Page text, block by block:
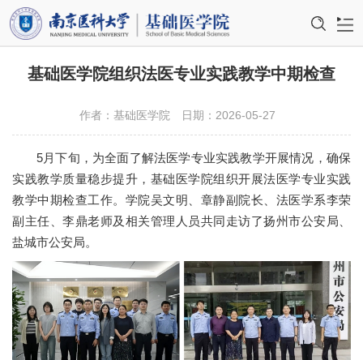
首页
师资队伍
教育教学
学科建设
国际交流
基础医学院组织法医专业实践教学中期检查
作者：基础医学院 日期：2026-05-27
5月下旬，为全面了解法医学专业实践教学开展情况，确保
实践教学质量稳步提升，基础医学院组织开展法医学专业实践
教学中期检查工作。学院吴文明、章静副院长、法医学系李荣
副主任、李鼎老师及相关管理人员共同走访了扬州市公安局、
盐城市公安局。